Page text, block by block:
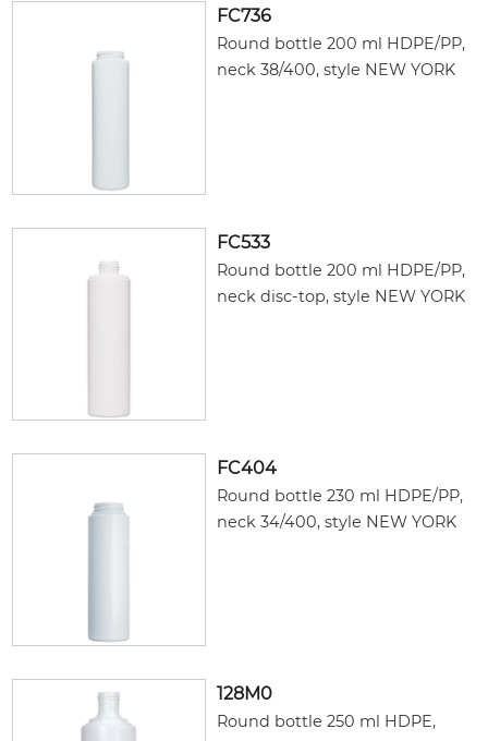
FC736
Round bottle 200 ml HDPE/PP,
neck 38/400, style NEW YORK
FC533
Round bottle 200 ml HDPE/PP,
neck disc-top, style NEW YORK
FC404
Round bottle 230 ml HDPE/PP,
neck 34/400, style NEW YORK
128M0
Round bottle 250 ml HDPE,